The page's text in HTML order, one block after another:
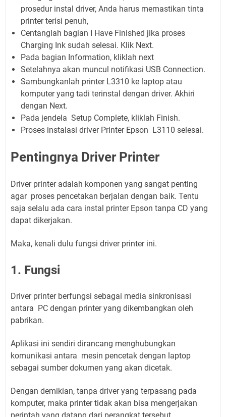
prosedur instal driver, Anda harus memastikan tinta
printer terisi penuh,
Centanglah bagian I Have Finished jika proses
Charging Ink sudah selesai. Klik Next.
Pada bagian Information, kliklah next
Setelahnya akan muncul notifikasi USB Connection.
Sambungkanlah printer L3310 ke laptop atau
komputer yang tadi terinstal dengan driver. Akhiri
dengan Next.
Pada jendela Setup Complete, kliklah Finish.
Proses instalasi driver Printer Epson L3110 selesai.
Pentingnya Driver Printer
Driver printer adalah komponen yang sangat penting
agar proses pencetakan berjalan dengan baik. Tentu
saja selalu ada cara instal printer Epson tanpa CD yang
dapat dikerjakan.
Maka, kenali dulu fungsi driver printer ini.
1. Fungsi
Driver printer berfungsi sebagai media sinkronisasi
antara PC dengan printer yang dikembangkan oleh
pabrikan.
Aplikasi ini sendiri dirancang menghubungkan
komunikasi antara mesin pencetak dengan laptop
sebagai sumber dokumen yang akan dicetak.
Dengan demikian, tanpa driver yang terpasang pada
komputer, maka printer tidak akan bisa mengerjakan
perintah yang datang dari perangkat tersebut.